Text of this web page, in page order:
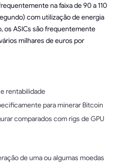
na faixa de 90 a 110
com utilização de energia
os ASICs são frequentemente
milhares de euros por
rentabilidade
para minerar Bitcoin
comparados com rigs de GPU
de uma ou algumas moedas